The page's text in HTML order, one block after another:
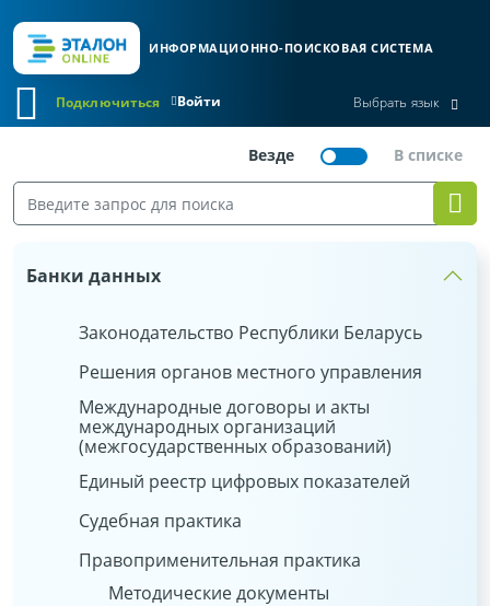
ИНФОРМАЦИОННО-ПОИСКОВАЯ СИСТЕМА
Войти
Подключиться Выбрать язык
Банки данных
Законодательство Республики Беларусь
Решения органов местного управления
Международные договоры и акты
международных организаций
(межгосударственных образований)
Единый реестр цифровых показателей
Судебная практика
Правоприменительная практика
Методические документы